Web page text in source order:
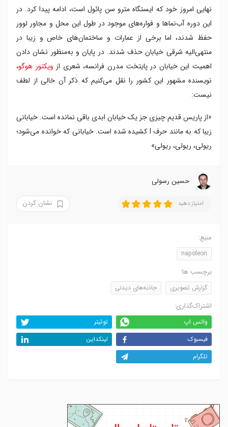
نهایی امروز خود که ایستگاه مترو سن پائول است، ادامه پیدا کرد. در
این دوره آب‌نماها و فواره‌های موجود در طول این محل و مجاور لوور
حفظ شدند، اما برخی از عمارات و ساختمان‌های خاص و زیبا در
منتهی‌الیه شرقی خیابان حذف شدند. در پایان و به‌منظور نشان دادن
اهمیت این خیابان در پایتخت مدرن فرانسه، شعری از ویکتور هوگو،
نویسنده مشهور این کشور را نقل می‌کنیم که ذکر آن خالی از لطف
نیست:
«از پاریس قدیم چیزی جز یک خیابان ابدی باقی نمانده است. خیابانی
زیبا که به مانند حرف I کشیده شده است. خیابانی که خوانده می‌شود؛
ریولی، ریولی، ریولی»
حسین رسولی
امتیاز دهید نشان کردن
منبع:
napoleon
برچسب ها:
گزارش تصویری جاذبه‌های دیدنی
اشتراک‌گذاری:
واتس اپ
توئیتر
فیسبوک
لینکداین
تلگرام